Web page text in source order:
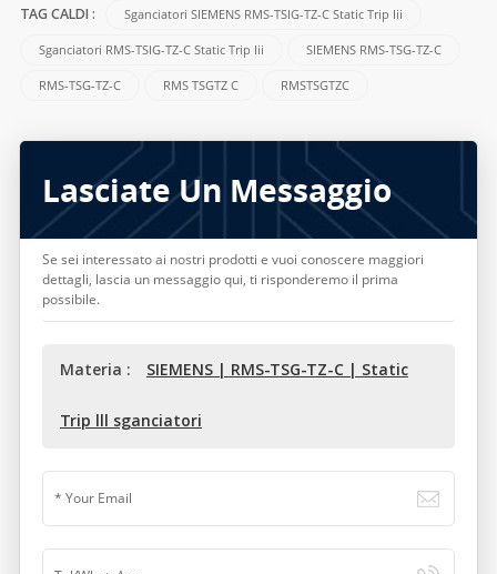
TAG CALDI : Sganciatori SIEMENS RMS-TSIG-TZ-C Static Trip Iii
Sganciatori RMS-TSIG-TZ-C Static Trip Iii SIEMENS RMS-TSG-TZ-C
RMS-TSG-TZ-C RMS TSGTZ C RMSTSGTZC
Lasciate Un Messaggio
Se sei interessato ai nostri prodotti e vuoi conoscere maggiori
dettagli, lascia un messaggio qui, ti risponderemo il prima
possibile.
Materia : SIEMENS | RMS-TSG-TZ-C | Static
Trip lll sganciatori